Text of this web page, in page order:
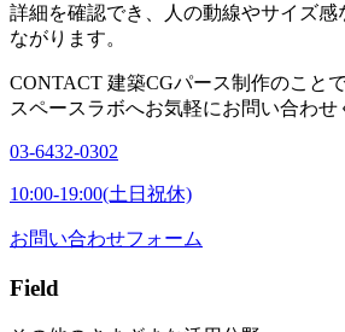
詳細を確認でき、人の動線やサイズ感
ながります。
CONTACT 建築CGパース制作のこと
スペースラボへお気軽にお問い合わせ
03-6432-0302
10:00-19:00(土日祝休)
お問い合わせフォーム
Field